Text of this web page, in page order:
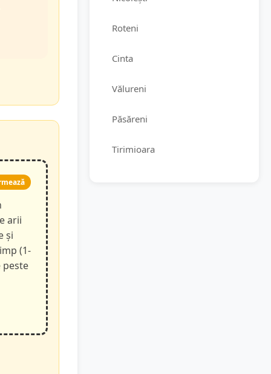
arii
și
(1-
peste
Roteni
Cinta
Vălureni
Păsăreni
Tirimioara